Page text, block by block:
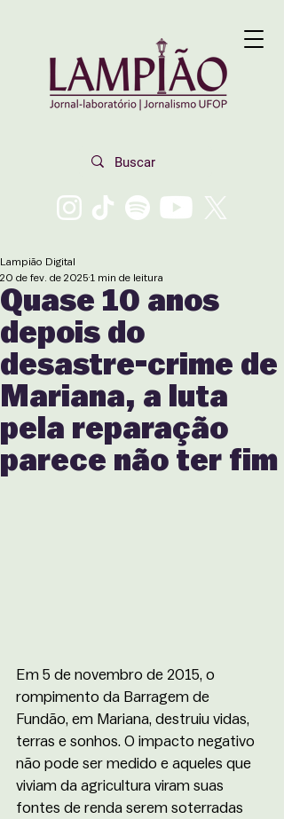
Quase 10 anos
depois do
desastre-crime de
Mariana, a luta
pela reparação
parece não ter fim
Lampião Digital
20 de fev. de 2025 1 min de leitura
Em 5 de novembro de 2015, o
rompimento da Barragem de
Fundão, em Mariana, destruiu vidas,
terras e sonhos. O impacto negativo
não pode ser medido e aqueles que
viviam da agricultura viram suas
fontes de renda serem soterradas